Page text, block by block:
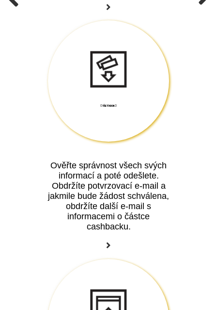
[ TŘETÍ KROK ]
Ověřte správnost všech svých
jakmile bude žádost schválena,
obdržíte další e-mail s
informacemi o částce
cashbacku.